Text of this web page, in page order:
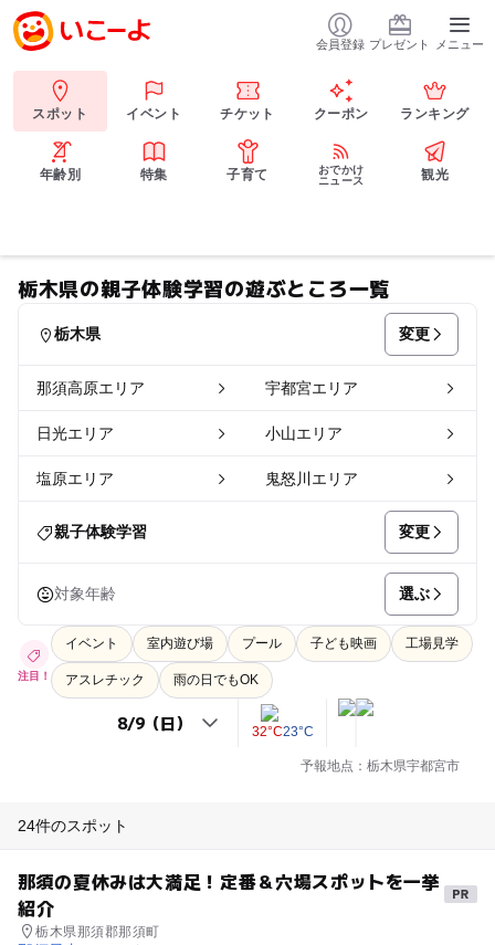
会員登録 プレゼント メニュー
スポット イベント チケット クーポン ランキング
年齢別 特集 子育て
おでかけ
ニュース
観光
栃木県の親子体験学習の遊ぶところ一覧
栃木県 変更
那須高原エリア 宇都宮エリア
日光エリア 小山エリア
塩原エリア 鬼怒川エリア
親子体験学習 変更
対象年齢 選ぶ
注目！
イベント 室内遊び場 プール 子ども映画 工場見学
アスレチック 雨の日でもOK
32°C23°C
予報地点：栃木県宇都宮市
24件のスポット
那須の夏休みは大満足！定番＆穴場スポットを一挙
紹介
栃木県那須郡那須町